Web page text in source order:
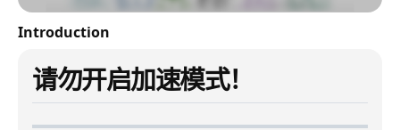
Introduction
请勿开启加速模式！